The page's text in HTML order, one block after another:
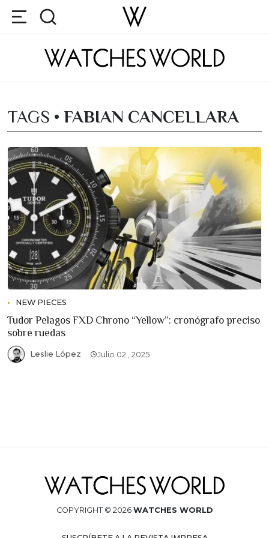
TAGS • FABIAN CANCELLARA
NEW PIECES
Tudor Pelagos FXD Chrono “Yellow”: cronógrafo preciso
sobre ruedas
Leslie López Julio 02 , 2025
COPYRIGHT © 2026 WATCHES WORLD